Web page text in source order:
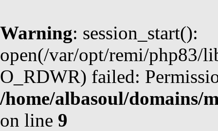
Warning: session_start():
open(/var/opt/remi/php83/
O_RDWR) failed:
/home/albasoul/domains/
on line 9